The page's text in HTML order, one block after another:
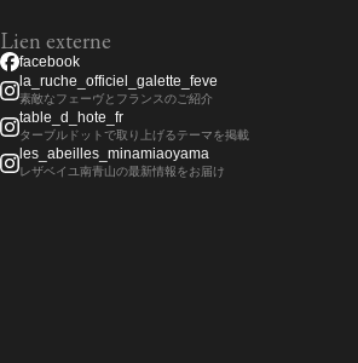
Lien externe
facebook
la_ruche_officiel_galette_feve
素敵なフェーヴとフランスのご紹介
table_d_hote_fr
ターブルドットで取り上げるテーマを掲載
les_abeilles_minamiaoyama
レザベイユ南青山の最新情報をお届け